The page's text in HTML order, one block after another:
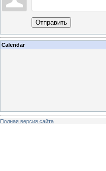
Отправить
Calendar
Полная версия сайта